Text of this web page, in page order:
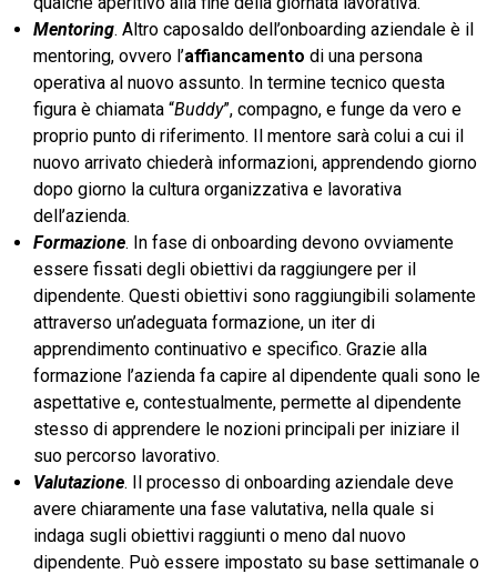
Mentoring. Altro caposaldo dell’onboarding aziendale è il
mentoring, ovvero l’affiancamento di una persona
operativa al nuovo assunto. In termine tecnico questa
figura è chiamata “Buddy”, compagno, e funge da vero e
proprio punto di riferimento. Il mentore sarà colui a cui il
nuovo arrivato chiederà informazioni, apprendendo giorno
dopo giorno la cultura organizzativa e lavorativa
dell’azienda.
Formazione. In fase di onboarding devono ovviamente
essere fissati degli obiettivi da raggiungere per il
dipendente. Questi obiettivi sono raggiungibili solamente
attraverso un’adeguata formazione, un iter di
apprendimento continuativo e specifico. Grazie alla
formazione l’azienda fa capire al dipendente quali sono le
aspettative e, contestualmente, permette al dipendente
stesso di apprendere le nozioni principali per iniziare il
suo percorso lavorativo.
Valutazione. Il processo di onboarding aziendale deve
avere chiaramente una fase valutativa, nella quale si
indaga sugli obiettivi raggiunti o meno dal nuovo
dipendente. Può essere impostato su base settimanale o